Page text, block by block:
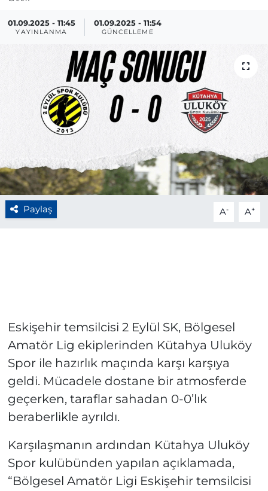
01.09.2025 - 11:45
YAYINLANMA
01.09.2025 - 11:54
GÜNCELLEME
Paylaş A- A+
Eskişehir temsilcisi 2 Eylül SK, Bölgesel
Amatör Lig ekiplerinden Kütahya Uluköy
Spor ile hazırlık maçında karşı karşıya
geldi. Mücadele dostane bir atmosferde
geçerken, taraflar sahadan 0-0’lık
beraberlikle ayrıldı.
Karşılaşmanın ardından Kütahya Uluköy
Spor kulübünden yapılan açıklamada,
“Bölgesel Amatör Ligi Eskişehir temsilcisi
BÖLGE
YAŞAM
DÜNYA
GENEL
RESMİ İLAN